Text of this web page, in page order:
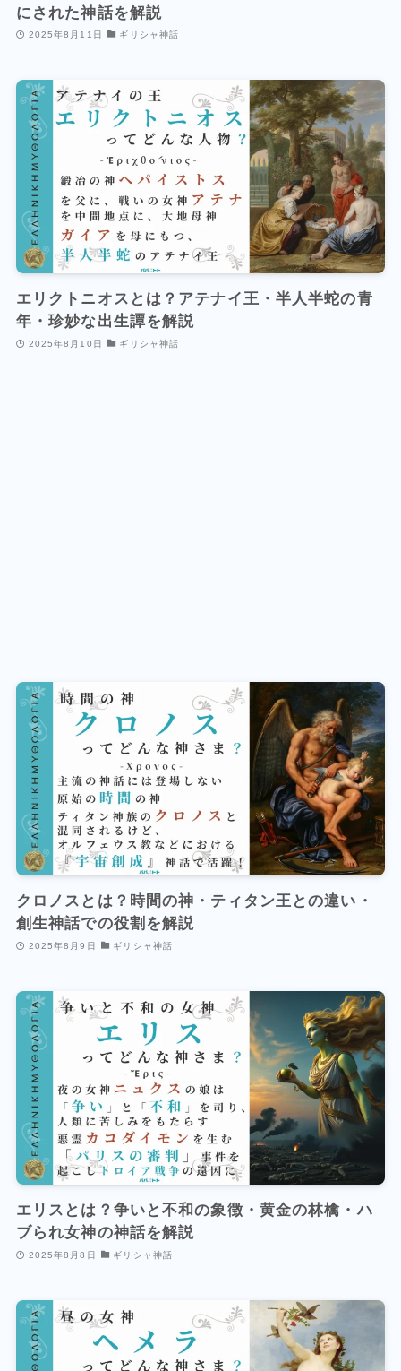
にされた神話を解説
2025年8月11日 ギリシャ神話
エリクトニオスとは？アテナイ王・半人半蛇の青
年・珍妙な出生譚を解説
2025年8月10日 ギリシャ神話
クロノスとは？時間の神・ティタン王との違い・
創生神話での役割を解説
2025年8月9日 ギリシャ神話
エリスとは？争いと不和の象徴・黄金の林檎・ハ
ブられ女神の神話を解説
2025年8月8日 ギリシャ神話